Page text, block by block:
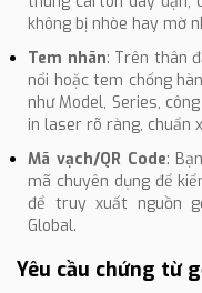
không bị nhòe hay mờ
Tem nhãn: Trên thân
nổi hoặc tem chống
như Model, Series,
in laser rõ ràng, chuẩn
Mã vạch/QR Code:
mã chuyên dụng để
để truy xuất nguồn
Global.
Yêu cầu chứng từ